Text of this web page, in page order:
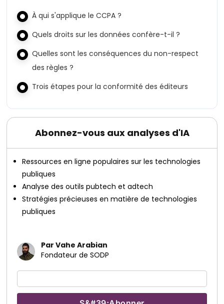
À qui s'applique le CCPA ?
Quels droits sur les données confère-t-il ?
Quelles sont les conséquences du non-respect
des règles ?
Trois étapes pour la conformité des éditeurs
Abonnez-vous aux analyses d'IA
Ressources en ligne populaires sur les technologies
publiques
Analyse des outils pubtech et adtech
Stratégies précieuses en matière de technologies
publiques
Par Vahe Arabian
Fondateur de SODP